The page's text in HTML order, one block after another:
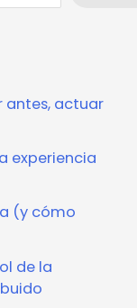
antes, actuar
experiencia
(y cómo
de la